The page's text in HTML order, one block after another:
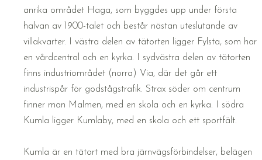
anrika området Haga, som byggdes upp under första
halvan av 1900-talet och består nästan uteslutande av
villakvarter. I västra delen av tätorten ligger Fylsta, som har
en vårdcentral och en kyrka. I sydvästra delen av tätorten
finns industriområdet (norra) Via, där det går ett
industrispår för godstågstrafik. Strax söder om centrum
finner man Malmen, med en skola och en kyrka. I södra
Kumla ligger Kumlaby, med en skola och ett sportfält.
Kumla är en tätort med bra järnvägsförbindelser, belägen